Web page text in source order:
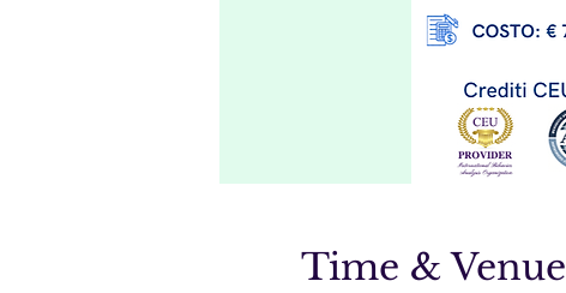
Time & Venue